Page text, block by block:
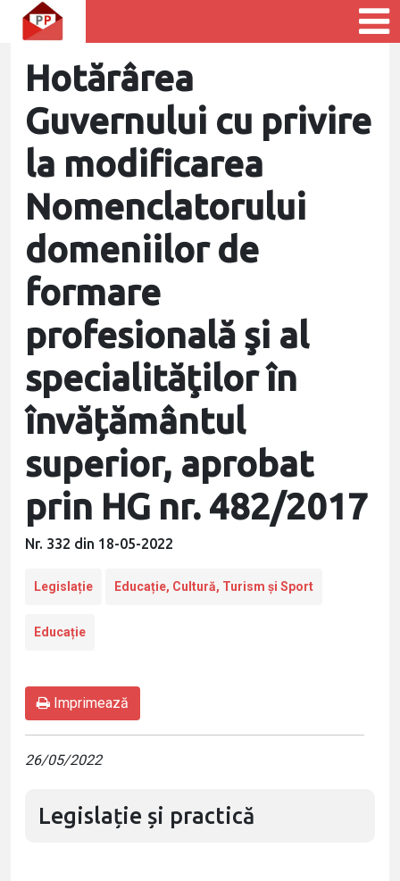
Hotărârea
Guvernului cu privire
la modificarea
Nomenclatorului
domeniilor de
formare
profesională şi al
specialităţilor în
învățământul
superior, aprobat
prin HG nr. 482/2017
Nr. 332 din 18-05-2022
Legislație Educație, Cultură, Turism și Sport
Educație
Imprimează
26/05/2022
Legislație și practică